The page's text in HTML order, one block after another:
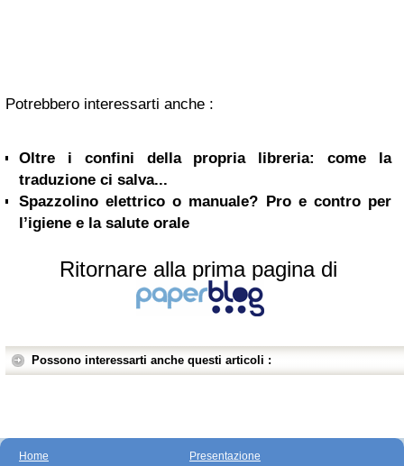
Potrebbero interessarti anche :
Oltre i confini della propria libreria: come la
traduzione ci salva...
Spazzolino elettrico o manuale? Pro e contro per
l’igiene e la salute orale
Ritornare alla prima pagina di
Possono interessarti anche questi articoli :
Home Presentazione